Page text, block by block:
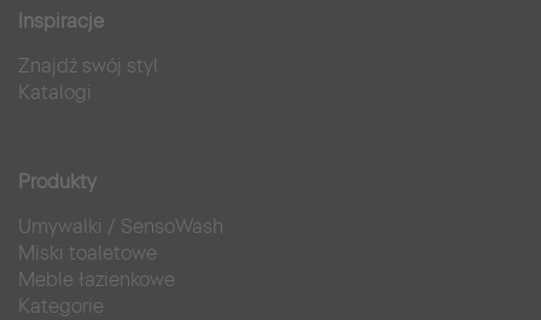
Inspiracje
Znajdź swój styl
Katalogi
Produkty
Umywalki / SensoWash
Miski toaletowe
Meble łazienkowe
Kategorie